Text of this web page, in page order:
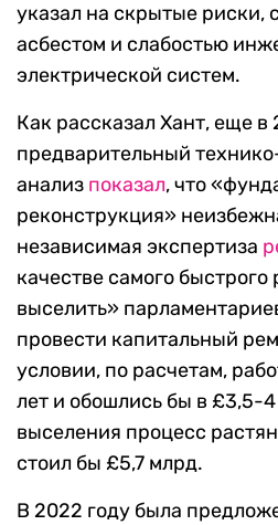
указал на скрытые риски,
асбестом и слабостью
электрической систем.
Как рассказал Хант, еще в
предварительный
анализ показал, что
реконструкция»
независимая экспертиза
качестве самого
выселить»
провести капитальный
условии, по расчетам,
лет и обошлись бы в £3,5-
выселения процесс
стоил бы £5,7 млрд.
В 2022 году была